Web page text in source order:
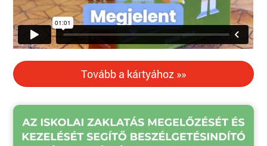
Tovább a kártyához »»